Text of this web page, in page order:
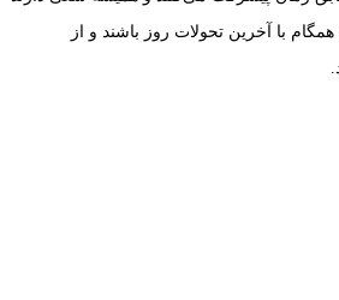
همگام با آخرین تحولات روز باشند و از